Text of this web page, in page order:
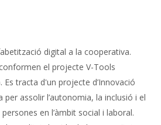
digital a la cooperativa.
el projecte V-Tools
tracta d'un projecte d’Innovació
per assolir l’autonomia, la inclusió i el
en l’àmbit social i laboral.